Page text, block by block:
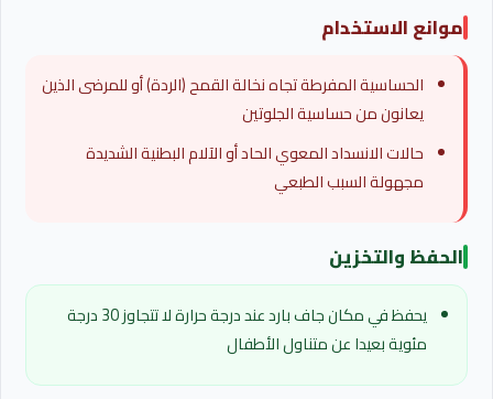
موانع الاستخدام
الحساسية المفرطة تجاه نخالة القمح (الردة) أو للمرضى الذين
يعانون من حساسية الجلوتين
حالات الانسداد المعوي الحاد أو الآلام البطنية الشديدة
مجهولة السبب الطبعي
الحفظ والتخزين
يحفظ في مكان جاف بارد عند درجة حرارة لا تتجاوز 30 درجة
مئوية بعيدا عن متناول الأطفال